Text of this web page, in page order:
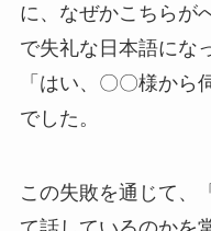
に、なぜかこちらが
で失礼な日本語にな
「はい、〇〇様から
でした。
この失敗を通じて、